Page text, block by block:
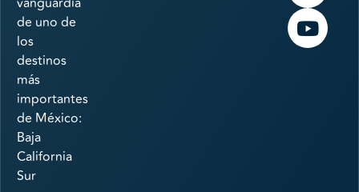
de uno de
los
destinos
más
importantes
de México:
Baja
California
Sur